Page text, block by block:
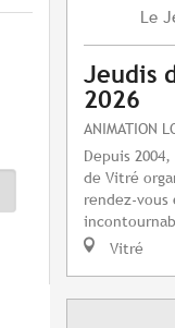
Le
Jeudis
2026
ANIMATION
Depuis
de Vitré
rendez-vous
Vitré